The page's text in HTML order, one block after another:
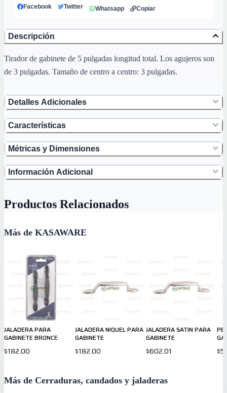
Facebook Twitter Whatsapp Copiar
Descripción
Tirador de gabinete de 5 pulgadas longitud total. Los agujeros son
de 3 pulgadas. Tamaño de centro a centro: 3 pulgadas.
Detalles Adicionales
Características
Métricas y Dimensiones
Información Adicional
Productos Relacionados
Más de KASAWARE
JALADERA PARA
GABINETE BRONCE
$182.00
JALADERA NIQUEL PARA
GABINETE
$182.00
JALADERA SATIN PARA
GABINETE
$602.01
Más de Cerraduras, candados y jaladeras